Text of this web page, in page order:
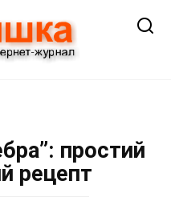
простий
рецепт